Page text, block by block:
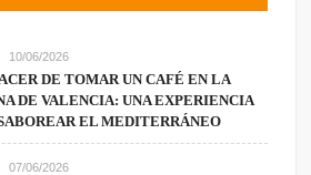
10/06/2026
DE TOMAR UN CAFÉ EN LA
DE VALENCIA: UNA EXPERIENCIA
EL MEDITERRÁNEO
07/06/2026